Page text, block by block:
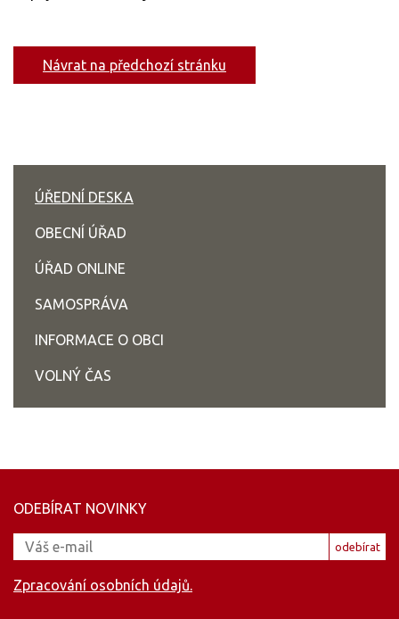
Návrat na předchozí stránku
ÚŘEDNÍ DESKA
OBECNÍ ÚŘAD
ÚŘAD ONLINE
SAMOSPRÁVA
INFORMACE O OBCI
VOLNÝ ČAS
ODEBÍRAT NOVINKY
odebírat
Zpracování osobních údajů.